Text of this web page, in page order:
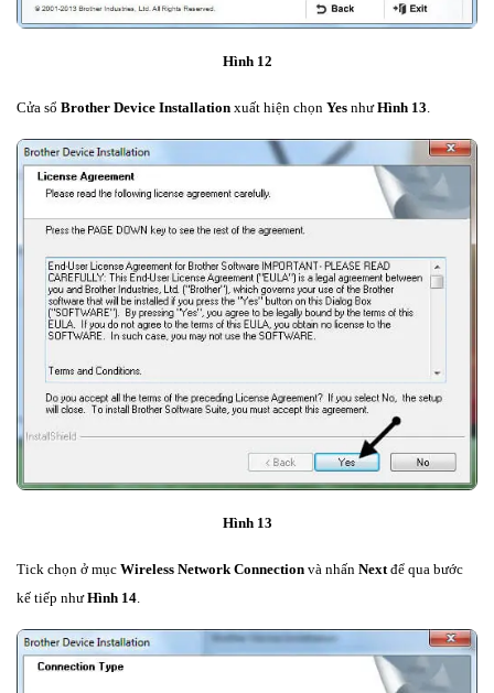
Hình 12
Cửa sổ Brother Device Installation xuất hiện chọn Yes nhưHình 13
Hình 13
Tick chọn ở mục Wireless Network Connection và nhấn Next để qua bước
kế tiếp nhưHình 14